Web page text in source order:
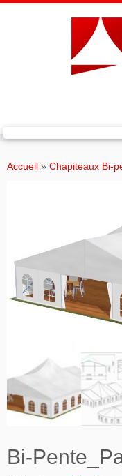
auAccueil » Chapiteaux Bi-
Bi-